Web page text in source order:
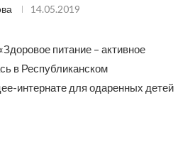
14.05.2019
питание – активное
в Республиканском
интернате для одаренных детей